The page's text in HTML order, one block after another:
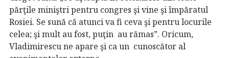
părţile miniştri pentru congres şi vine şi împăratul
Rosiei. Se sună că atunci va fi ceva şi pentru locurile
celea; şi mult au fost, puţin au rămas”. Oricum,
Vladimirescu ne apare şi ca un cunoscător al